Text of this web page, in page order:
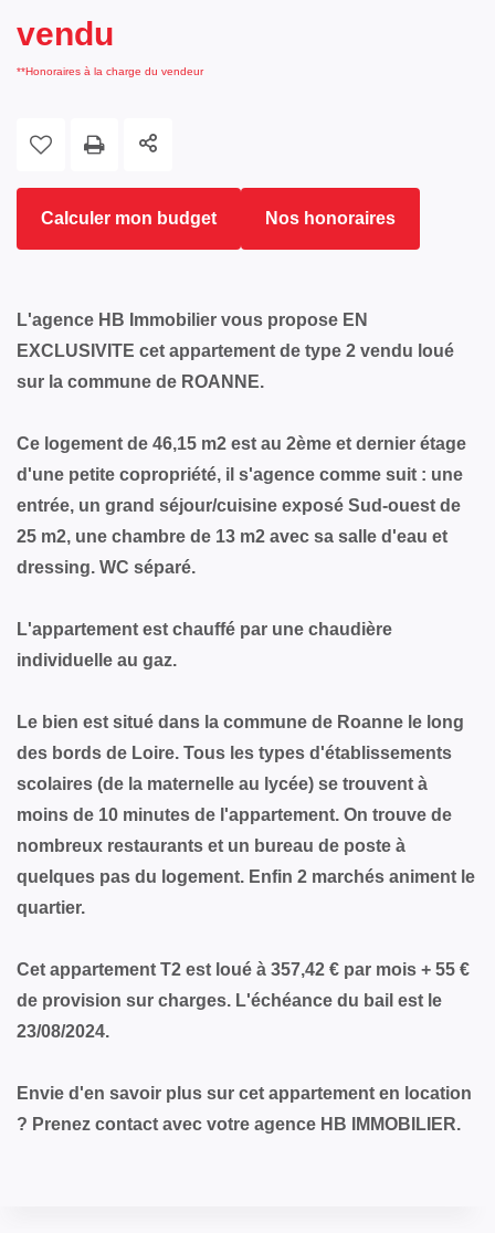
vendu
**Honoraires à la charge du vendeur
Calculer mon budget Nos honoraires
L'agence HB Immobilier vous propose EN
EXCLUSIVITE cet appartement de type 2 vendu loué
sur la commune de ROANNE.
Ce logement de 46,15 m2 est au 2ème et dernier étage
d'une petite copropriété, il s'agence comme suit : une
entrée, un grand séjour/cuisine exposé Sud-ouest de
25 m2, une chambre de 13 m2 avec sa salle d'eau et
dressing. WC séparé.
L'appartement est chauffé par une chaudière
individuelle au gaz.
Le bien est situé dans la commune de Roanne le long
des bords de Loire. Tous les types d'établissements
scolaires (de la maternelle au lycée) se trouvent à
moins de 10 minutes de l'appartement. On trouve de
nombreux restaurants et un bureau de poste à
quelques pas du logement. Enfin 2 marchés animent le
quartier.
Cet appartement T2 est loué à 357,42 € par mois + 55 €
de provision sur charges. L'échéance du bail est le
23/08/2024.
Envie d'en savoir plus sur cet appartement en location
? Prenez contact avec votre agence HB IMMOBILIER.